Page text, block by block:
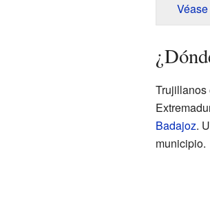
Trujillanos
Badajoz.
municipio.